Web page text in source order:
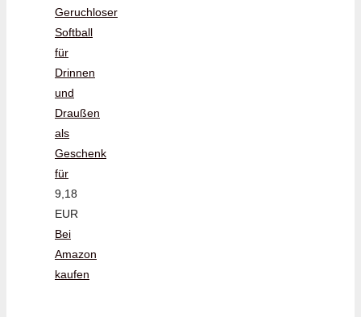
Geruchloser
Softball
für
Drinnen
und
Draußen
als
Geschenk
für
9,18
EUR
Bei
Amazon
kaufen